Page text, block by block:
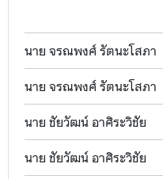
นาย จรณพงศ์ รัตนะโสภา
นาย จรณพงศ์ รัตนะโสภา
นาย ชัยวัฒน์ อาศิระวิชัย
นาย ชัยวัฒน์ อาศิระวิชัย